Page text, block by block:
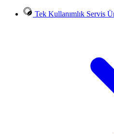
Tek Kullanımlık Servis